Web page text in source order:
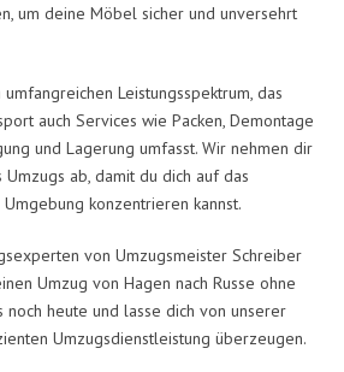
um deine Möbel sicher und unversehrt
Leistungsspektrum, das
auch Services wie Packen, Demontage
und Lagerung umfasst. Wir nehmen dir
ab, damit du dich auf das
konzentrieren kannst.
von Umzugsmeister Schreiber
Umzug von Hagen nach Russe ohne
noch heute und lasse dich von unserer
Umzugsdienstleistung überzeugen.